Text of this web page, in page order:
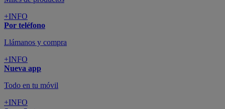
+INFO
Por teléfono
Llámanos y compra
+INFO
Nueva app
Todo en tu móvil
+INFO